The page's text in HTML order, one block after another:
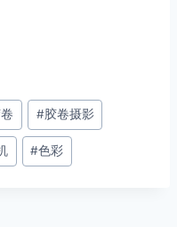
#胶卷摄影
#色彩